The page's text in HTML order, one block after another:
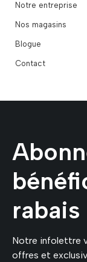
Notre entreprise
Nos magasins
Blogue
Contact
rabais
Notre infolettre
offres et